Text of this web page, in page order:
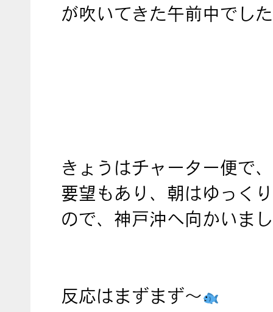
が吹いてきた午前中でした
きょうはチャーター便で
要望もあり、朝はゆっく
ので、神戸沖へ向かいま
反応はまずまず〜